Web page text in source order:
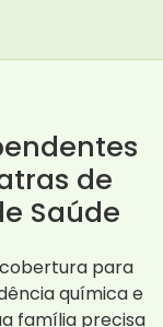
de
Saúde
para
química e
família precisa